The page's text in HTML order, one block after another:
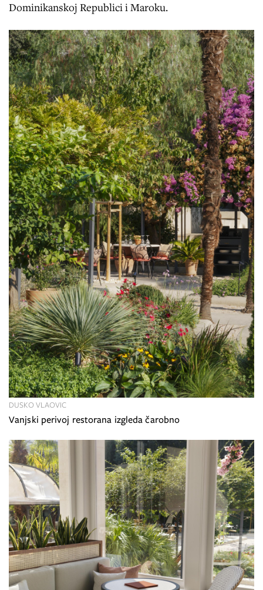
Dominikanskoj Republici i Maroku.
Vanjski perivoj restorana izgleda čarobno
DUSKO VLAOVIC